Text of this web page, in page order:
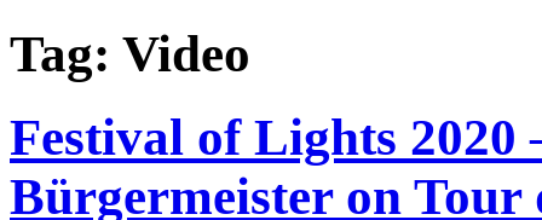
Tag: Video
Festival of Lights 2020
Bürgermeister on